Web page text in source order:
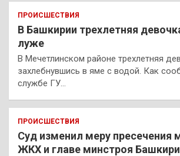
ПРОИСШЕСТВИЯ
В Башкирии трехлетняя
луже
В Мечетлинском районе трехлетняя
захлебнувшись в яме с водой. Как
службе ГУ…
ПРОИСШЕСТВИЯ
Суд изменил меру пресечения
ЖКХ и главе минстроя